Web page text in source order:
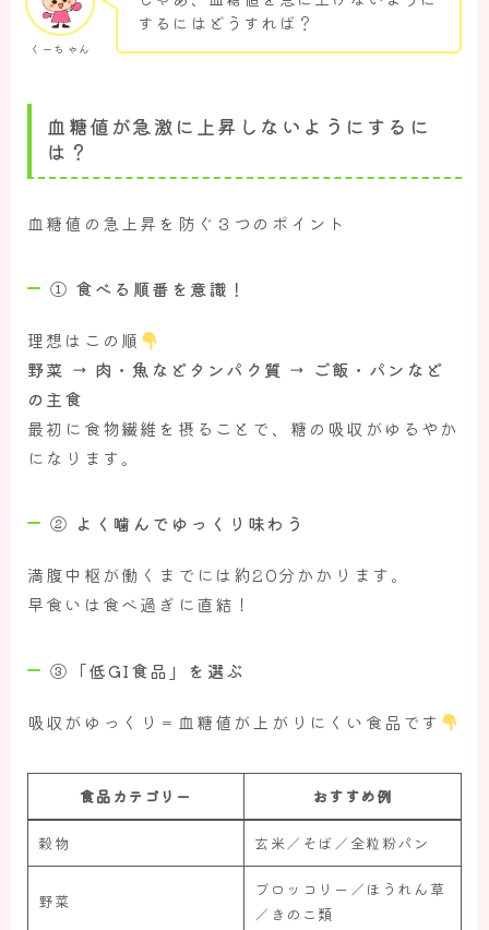
くーちゃん
するにはどうすれば？
血糖値が急激に上昇しないようにするに
は？
血糖値の急上昇を防ぐ３つのポイント
① 食べる順番を意識！
理想はこの順
野菜 → 肉・魚などタンパク質 → ご飯・パンなど
の主食
最初に食物繊維を摂ることで、糖の吸収がゆるやか
になります。
② よく噛んでゆっくり味わう
満腹中枢が働くまでには約20分かかります。
早食いは食べ過ぎに直結！
③「低GI食品」を選ぶ
吸収がゆっくり＝血糖値が上がりにくい食品です
食品カテゴリー おすすめ例
穀物 玄米／そば／全粒粉パン
野菜
ブロッコリー／ほうれん草
／きのこ類